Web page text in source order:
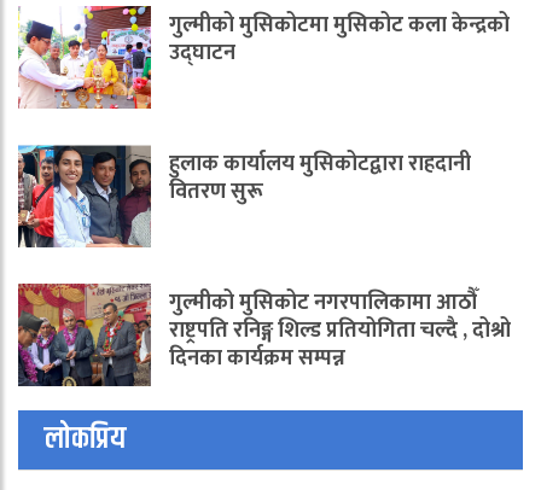
गुल्मीको मुसिकोटमा मुसिकोट कला केन्द्रको
उद्घाटन
हुलाक कार्यालय मुसिकोटद्वारा राहदानी
वितरण सुरू
गुल्मीको मुसिकोट नगरपालिकामा आठौँ
राष्ट्रपति रनिङ्ग शिल्ड प्रतियोगिता चल्दै , दोश्रो
दिनका कार्यक्रम सम्पन्न
लोकप्रिय